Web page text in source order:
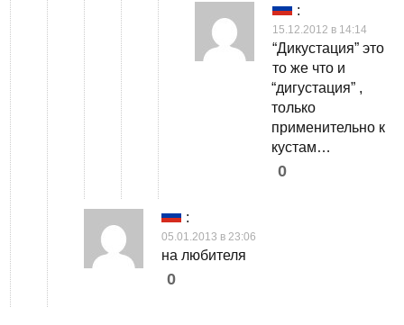
:
15.12.2012 в 14:14
“Дикустация” это
то же что и
“дигустация” ,
только
применительно к
кустам…
0
:
05.01.2013 в 23:06
на любителя
0